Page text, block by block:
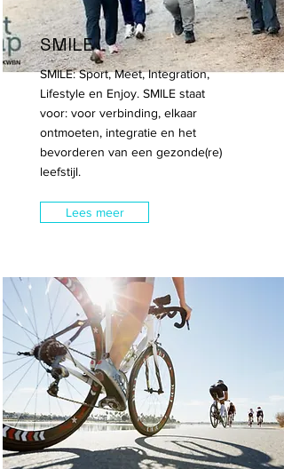
SMILE
SMILE: Sport, Meet, Integration,
Lifestyle en Enjoy. SMILE staat
voor: voor verbinding, elkaar
ontmoeten, integratie en het
bevorderen van een gezonde(re)
leefstijl.
Lees meer